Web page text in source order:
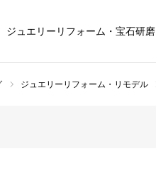
ジュエリーリフォーム・宝石研磨
ジュエリーリフォーム・リモデル